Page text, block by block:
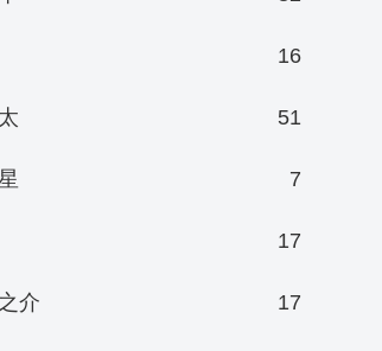
16
51
7
17
介 17